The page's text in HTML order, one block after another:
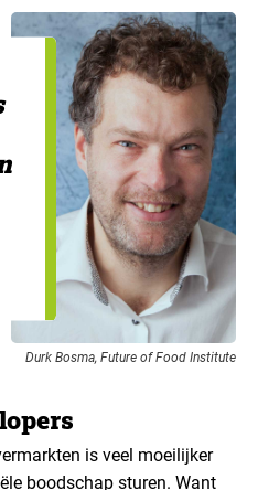
Durk Bosma, Future of Food Institute
is veel moeilijker
boodschap sturen. Want